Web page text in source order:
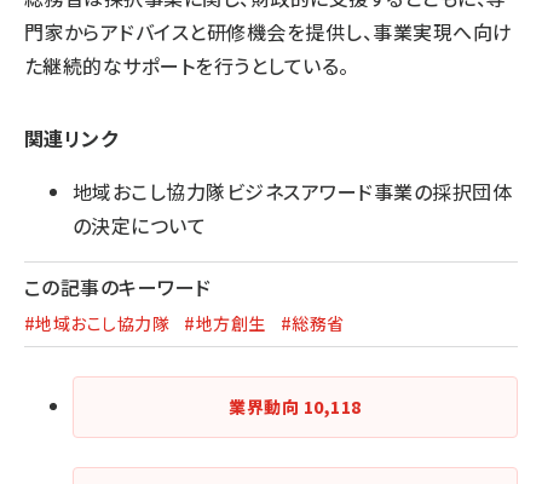
門家からアドバイスと研修機会を提供し、事業実現へ向け
た継続的なサポートを行うとしている。
関連リンク
地域おこし協力隊ビジネスアワード事業の採択団体
の決定について
この記事のキーワード
#地域おこし協力隊 #地方創生 #総務省
業界動向 10,118